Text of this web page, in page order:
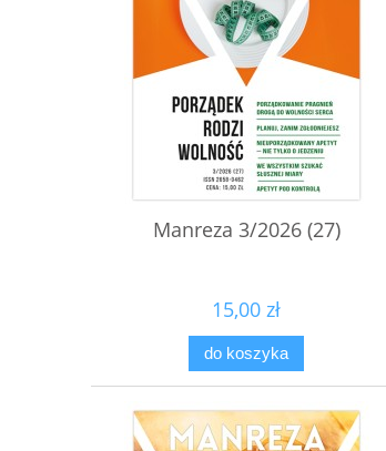
Manreza 3/2026 (27)
15,00 zł
do koszyka